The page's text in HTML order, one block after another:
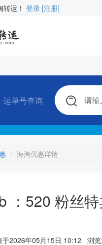
运！ 登录 [注册]
运单号查询
海淘优惠详情
：520 粉丝
于2026年05月15日 10:12 浏